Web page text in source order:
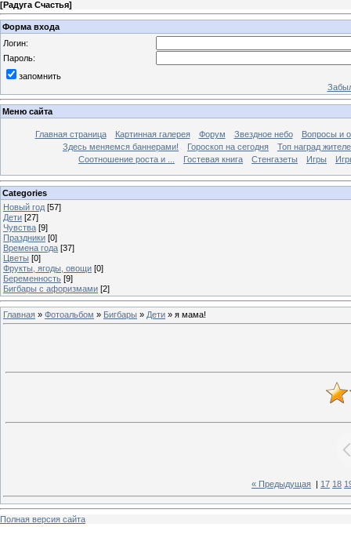
[Радуга Счастья]
Форма входа
Логин:
Пароль:
запомнить
Меню сайта
Главная страница Картинная галерея Форум Звездное небо
Вопросы и
Здесь меняемся баннерами!
Гороскоп на сегодня
Топ наград
Соотношение роста и ...
Гостевая книга Стенгазеты Игры
Categories
Новый год [57]
Дети [27]
Чувства [9]
Праздники [0]
Времена года [37]
Цветы [0]
Фрукты, ягоды, овощи [0]
Беременность [9]
Бигбары с афоризмами [2]
Главная » Фотоальбом » Бигбары » Дети » я мама!
« Предыдущая 17 18
Полная версия сайта